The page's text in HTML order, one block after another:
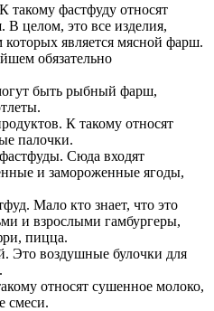
такому фастфуду относят
целом, это все изделия,
является мясной фарш.
обязательно
быть рыбный фарш,
К такому относят
палочки.
Сюда входят
и замороженные ягоды,
Мало кто знает, что это
и взрослыми гамбургеры,
пицца.
Это воздушные булочки для
относят сушенное молоко,
смеси.